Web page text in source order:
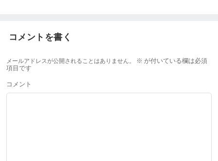
コメントを書く
メールアドレスが公開されることはありません。 ※ が付いている欄は必須
項目です
コメント